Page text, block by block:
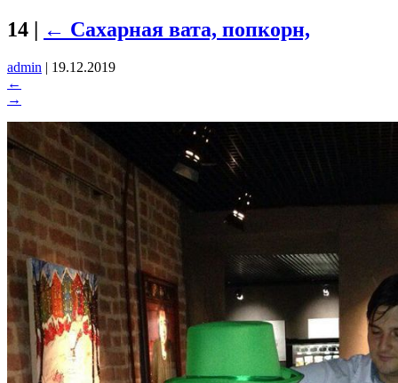
14 | ← Сахарная вата, попкорн,
admin | 19.12.2019
←
→